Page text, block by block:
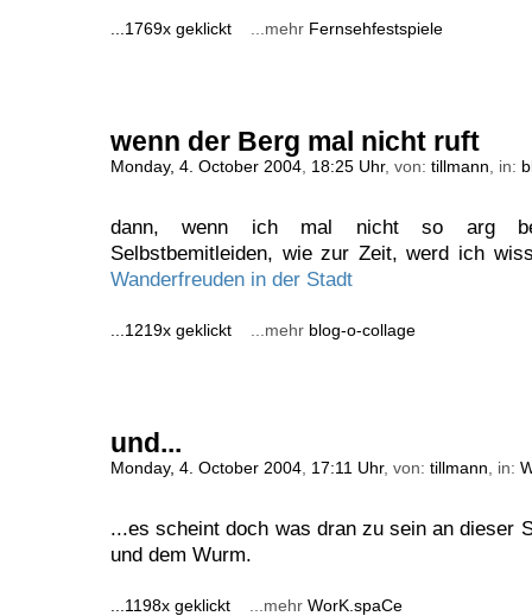
...1769x geklickt ...mehr Fernsehfestspiele
wenn der Berg mal nicht ruft
Monday, 4. October 2004, 18:25 Uhr, von: tillmann, in:
dann, wenn ich mal nicht so arg
Selbstbemitleiden, wie zur Zeit, werd ich
Wanderfreuden in der Stadt
...1219x geklickt ...mehr blog-o-collage
und...
Monday, 4. October 2004, 17:11 Uhr, von: tillmann, in:
...es scheint doch was dran zu sein an dieser
und dem Wurm.
...1198x geklickt ...mehr WorK.spaCe